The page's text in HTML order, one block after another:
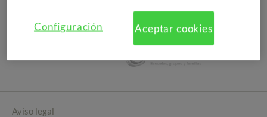
Aviso legal
Aceptar cookies
Configuración